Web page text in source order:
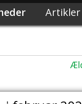
Artikler